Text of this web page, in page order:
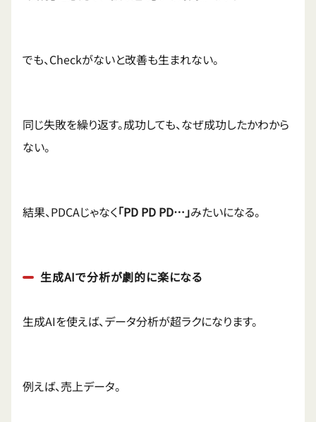
でも、Checkがないと改善も生まれない。
同じ失敗を繰り返す。成功しても、なぜ成功したかわから
ない。
結果、PDCAじゃなく「PD PD PD…」みたいになる。
生成AIで分析が劇的に楽になる
生成AIを使えば、データ分析が超ラクになります。
例えば、売上データ。